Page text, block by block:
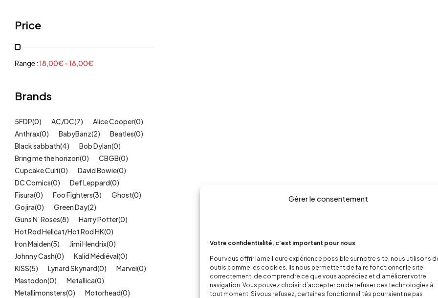
Gérer le consentement
Votre confidentialité, c’est important pour nous
Pour vous offrir la meilleure expérience possible sur notre site, nous utilisons
outils comme les cookies. Ils nous permettent de faire fonctionner le site
correctement, de comprendre ce que vous appréciez et d’améliorer votre
navigation. Vous pouvez choisir d’accepter ou de refuser ces technologies à
tout moment. Si vous refusez, certaines fonctionnalités pourraient ne pas
Mode Fille
Mode Garçon
Sweat, pulls, gilets (6)
Tétines (11)
Kids (209)
Outlet (40)
Univers (422)
Price
Range :18,00€ -18,00€
Brands
5FDP(0) AC/DC(7) Alice Cooper(0)
Anthrax(0) BabyBanz(2) Beatles(0)
Black sabbath(4) Bob Dylan(0)
Bring me the horizon(0) CBGB(0)
Cupcake Cult(0) David Bowie(0)
DC Comics(0) Def Leppard(0)
Fisura(0) Foo Fighters(3) Ghost(0)
Gojira(0) Green Day(2)
Guns N’ Roses(8) Harry Potter(0)
Hot Rod Hellcat/Hot Rod HK(0)
Iron Maiden(5) Jimi Hendrix(0)
Johnny Cash(0) Kalid Médiéval(0)
KISS(5) Lynard Skynard(0) Marvel(0)
Mastodon(0) Metallica(0)
Metallimonsters(0) Motorhead(0)